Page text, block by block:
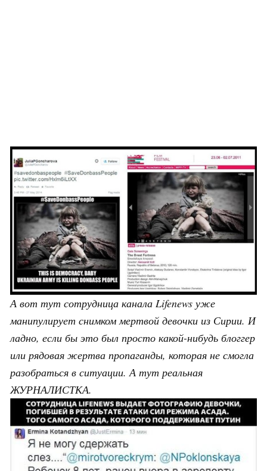
А вот тут сотрудница канала Lifenews уже
манипулирует снимком мертвой девочки из Сирии. И
ладно, если бы это был просто какой-нибудь блоггер
или рядовая жертва пропаганды, которая не смогла
разобраться в ситуации. А тут реальная
ЖУРНАЛИСТКА.